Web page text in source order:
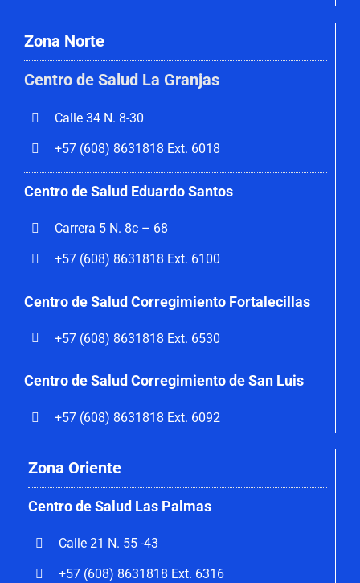
Zona Norte
Centro de Salud La Granjas
Calle 34 N. 8-30
+57 (608) 8631818 Ext. 6018
Centro de Salud Eduardo Santos
Carrera 5 N. 8c – 68
+57 (608) 8631818 Ext. 6100
Centro de Salud Corregimiento Fortalecillas
+57 (608) 8631818 Ext. 6530
Centro de Salud Corregimiento de San Luis
+57 (608) 8631818 Ext. 6092
Zona Oriente
Centro de Salud Las Palmas
Calle 21 N. 55 -43
+57 (608) 8631818 Ext. 6316